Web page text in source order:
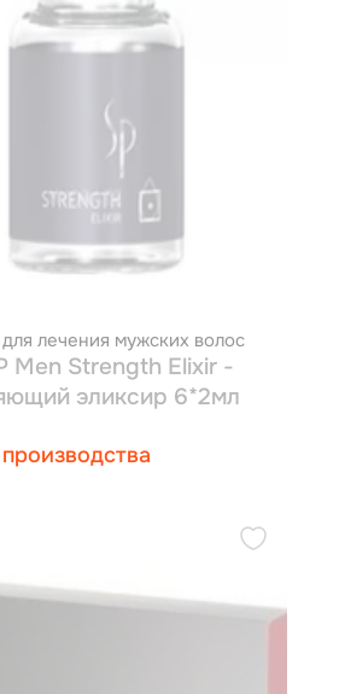
лечения мужских волос
Men Strength Elixir -
эликсир 6*2мл